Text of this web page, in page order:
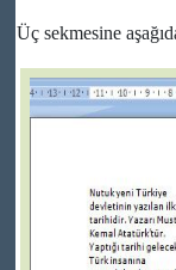
Üç sekmesine